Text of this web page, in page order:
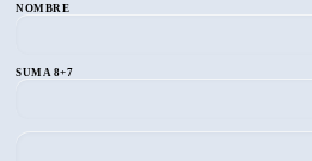
NOMBRE
SUMA 8+7